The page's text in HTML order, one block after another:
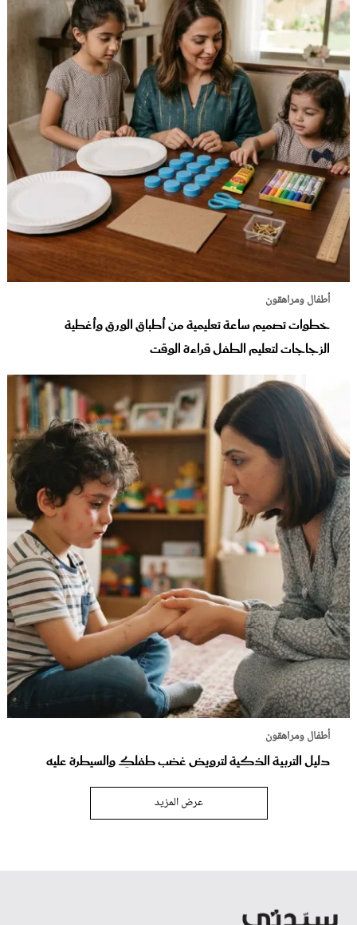
أطفال ومراهقون
خطوات تصميم ساعة تعليمية من أطباق الورق وأغطية
الزجاجات لتعليم الطفل قراءة الوقت
أطفال ومراهقون
دليل التربية الذكية لترويض غضب طفلكِ والسيطرة عليه
عرض المزيد